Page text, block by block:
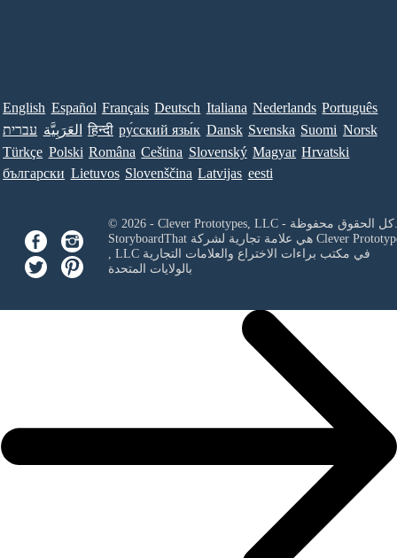
English Español Français Deutsch Italiana Nederlands Português
עברית العَرَبِيَّة हिन्दी ру́сский язы́к Dansk Svenska Suomi Norsk
Türkçe Polski Româna Ceština Slovenský Magyar Hrvatski
български Lietuvos Slovenščina Latvijas eesti
© 2026 - Clever Prototypes, LLC - كل الحقوق محفوظة.
StoryboardThat هي علامة تجارية لشركة Clever
, LLCفي مكتب براءات الاختراع والعلامات التجارية
بالولايات المتحدة